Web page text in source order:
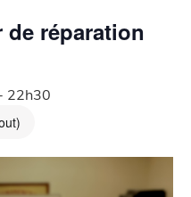
de réparation
22h30